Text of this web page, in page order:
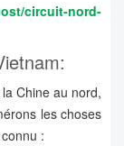
circuit-nord-
Chine au nord,
les choses
: